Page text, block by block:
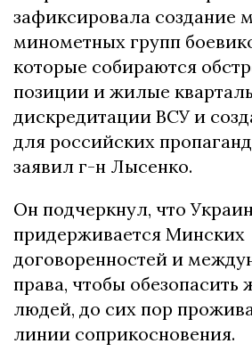
зафиксировала создание
минометных групп
которые собираются
позиции и жилые
дискредитации ВСУ и
для российских
заявил г-н Лысенко.
Он подчеркнул, что
придерживается Минских
договоренностей и
права, чтобы
людей, до сих пор
линии соприкосновения.